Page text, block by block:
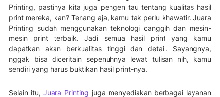
Printing, pastinya kita juga pengen tau tentang kualitas hasil
print mereka, kan? Tenang aja, kamu tak perlu khawatir. Juara
Printing sudah menggunakan teknologi canggih dan mesin-
mesin print terbaik. Jadi semua hasil print yang kamu
dapatkan akan berkualitas tinggi dan detail. Sayangnya,
nggak bisa diceritain sepenuhnya lewat tulisan nih, kamu
sendiri yang harus buktikan hasil print-nya.
Selain itu,Juara Printing juga menyediakan berbagai layanan